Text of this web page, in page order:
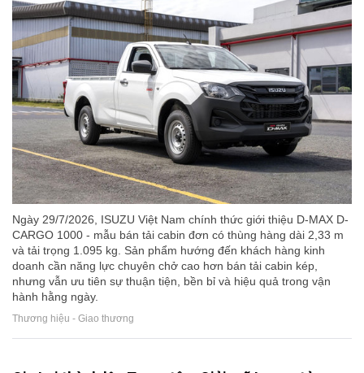
Ngày 29/7/2026, ISUZU Việt Nam chính thức giới thiệu D-MAX D-
CARGO 1000 - mẫu bán tải cabin đơn có thùng hàng dài 2,33 m
và tải trọng 1.095 kg. Sản phẩm hướng đến khách hàng kinh
doanh cần năng lực chuyên chở cao hơn bán tải cabin kép,
nhưng vẫn ưu tiên sự thuận tiện, bền bỉ và hiệu quả trong vận
hành hằng ngày.
Thương hiệu - Giao thương